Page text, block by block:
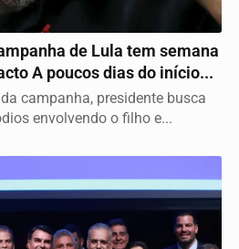
de Lula tem semana
A poucos dias do início...
campanha, presidente busca
envolvendo o filho e...